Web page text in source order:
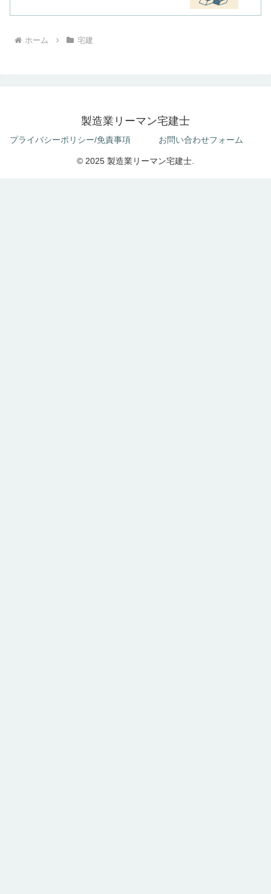
ホーム 宅建
製造業リーマン宅建士
プライバシーポリシー/免責事項 お問い合わせフォーム
© 2025 製造業リーマン宅建士.